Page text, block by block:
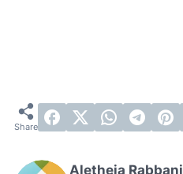
Aletheia Rabbani